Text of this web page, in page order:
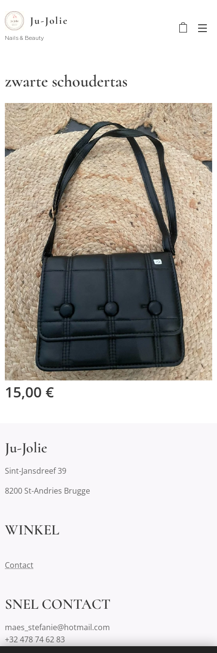
Ju-Jolie
Nails & Beauty
zwarte schoudertas
15,00 €
Ju-Jolie
Sint-Jansdreef 39
8200 St-Andries Brugge
WINKEL
Contact
SNEL CONTACT
maes_stefanie@hotmail.com
+32 478 74 62 83